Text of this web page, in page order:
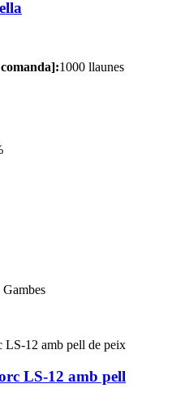
1000 llaunes
LS-12 amb pell